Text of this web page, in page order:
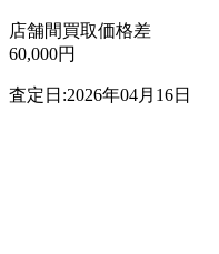
店舗間買取価格差
60,000円
査定日:2026年04月16日